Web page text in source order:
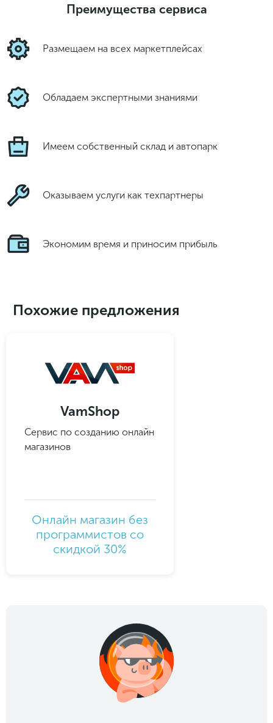
Преимущества сервиса
Размещаем на всех маркетплейсах
Обладаем экспертными знаниями
Имеем собственный склад и автопарк
Оказываем услуги как техпартнеры
Экономим время и приносим прибыль
Похожие предложения
VamShop
Сервис по созданию онлайн
магазинов
Онлайн магазин без
программистов со
скидкой 30%
мессенджеры
классных предложений